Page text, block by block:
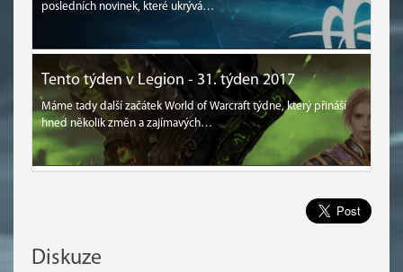
posledních novinek, které ukrývá…
Tento týden v Legion - 31. týden 2017
Máme tady další začátek World of Warcraft týdne, který přináší
hned několik změn a zajímavých…
Diskuze